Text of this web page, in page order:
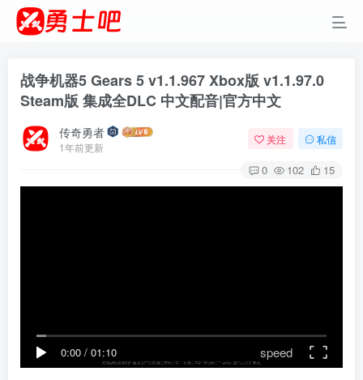
战争机器5 Gears 5 v1.1.967 Xbox版 v1.1.97.0
Steam版 集成全DLC 中文配音|官方中文
传奇勇者
1年前更新
关注 私信
0 102 15
0:00 / 01:10 speed